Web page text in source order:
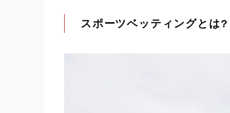
スポーツベッティングとは?